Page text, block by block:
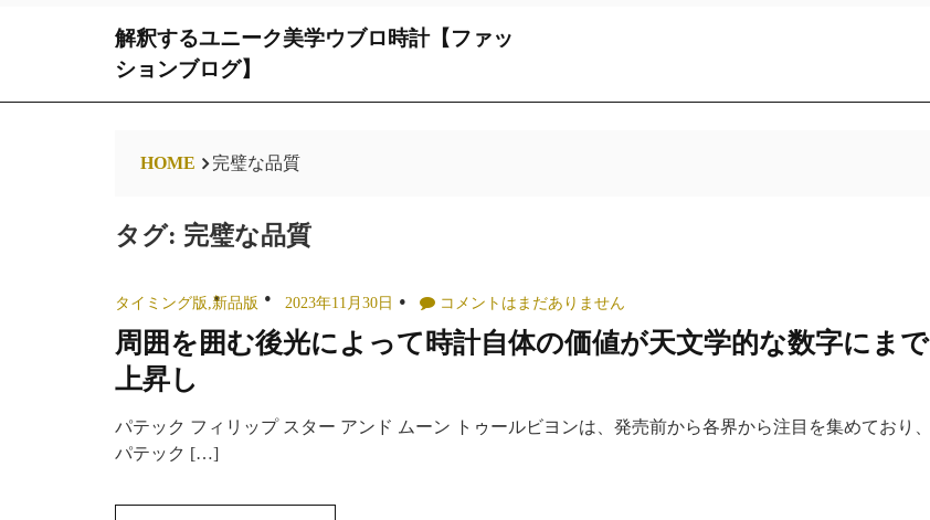
解釈するユニーク美学ウブロ時計【ファッ
ションブログ】
HOME 完璧な品質
タグ: 完璧な品質
タイミング版 ,新品版 2023年11月30日 コメントはまだありません
周囲を囲む後光によって時計自体の価値が天文学的な数字にまで
上昇し
パテック フィリップ スター アンド ムーン トゥールビヨンは、発売前から各界から注目を集めており、
パテック […]